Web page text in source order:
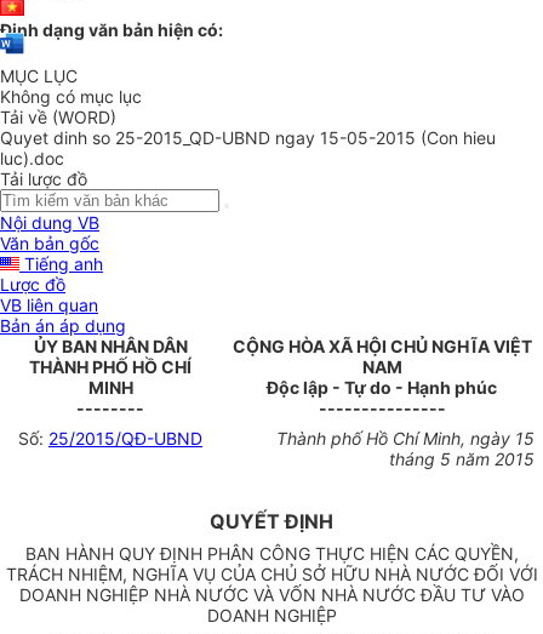
Định dạng văn bản hiện có:
MỤC LỤC
Không có mục lục
Tải về (WORD)
Quyet dinh so 25-2015_QD-UBND ngay 15-05-2015 (Con hieu
luc).doc
Tải lược đồ
Nội dung VB
Văn bản gốc
Tiếng anh
Lược đồ
VB liên quan
Bản án áp dụng
ỦY BAN NHÂN DÂN
THÀNH PHỐ HỒ CHÍ
MINH
--------
CỘNG HÒA XÃ HỘI CHỦ NGHĨA VIỆT
NAM
Độc lập - Tự do - Hạnh phúc
---------------
Số: 25/2015/QĐ-UBND
Thành phố Hồ Chí Minh, ngày 15
tháng 5 năm 2015
QUYẾT ĐỊNH
BAN HÀNH QUY ĐỊNH PHÂN CÔNG THỰC HIỆN CÁC QUYỀN,
TRÁCH NHIỆM, NGHĨA VỤ CỦA CHỦ SỞ HỮU NHÀ NƯỚC ĐỐI VỚI
DOANH NGHIỆP NHÀ NƯỚC VÀ VỐN NHÀ NƯỚC ĐẦU TƯ VÀO
DOANH NGHIỆP